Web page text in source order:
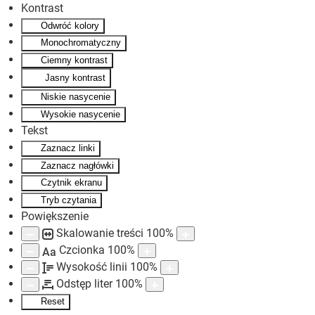
Kontrast
Odwróć kolory
Monochromatyczny
Ciemny kontrast
Jasny kontrast
Niskie nasycenie
Wysokie nasycenie
Tekst
Zaznacz linki
Zaznacz nagłówki
Czytnik ekranu
Tryb czytania
Powiększenie
Skalowanie treści 100%
Aa Czcionka 100%
Wysokość linii 100%
Odstęp liter 100%
Reset
Skip to main content